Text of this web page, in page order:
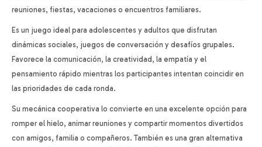
reuniones, fiestas, vacaciones o encuentros familiares.
Es un juego ideal para adolescentes y adultos que disfrutan
dinámicas sociales, juegos de conversación y desafíos grupales.
Favorece la comunicación, la creatividad, la empatía y el
pensamiento rápido mientras los participantes intentan coincidir en
las prioridades de cada ronda.
Su mecánica cooperativa lo convierte en una excelente opción para
romper el hielo, animar reuniones y compartir momentos divertidos
con amigos, familia o compañeros. También es una gran alternativa